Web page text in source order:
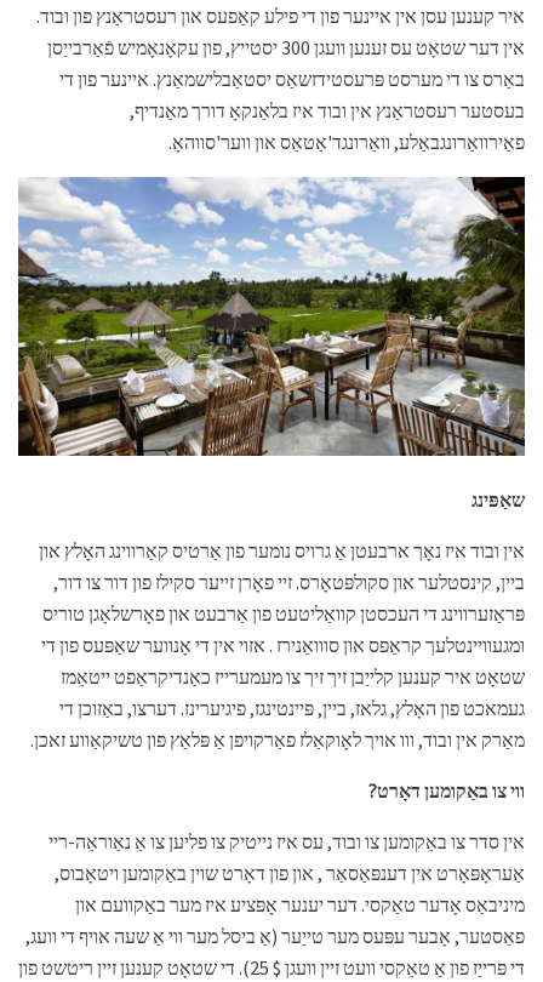
איר קענען עסן אין איינער פון די פילע קאַפעס און רעסטראַנץ פון ובוד.
אין דער שטאָט עס זענען וועגן 300 יסטייץ, פון עקאָנאָמיש פֿאַרבייַסן
באַרס צו די מערסט פּרעסטידזשאַס יסטאַבלישמאַנץ. איינער פון די
בעסטער רעסטראַנץ אין ובוד איז בלאַנקאָ דורך מאַנדיף,
פאַירוואַרונגבאַלע, וואַרונגד'אַטאַס און ווער'סווהאָ.
שאַפּינג
אין ובוד איז נאָך ארבעטן אַ גרויס נומער פון אַרטיס קאַרווינג האָלץ און
ביין, קינסטלער און סקולפּטאָרס. זיי פאָרן זייער סקילז פון דור צו דור,
פּראַזערווינג די העכסטן קוואַליטעט פון אַרבעט און פאָרשלאָגן טוריס
ומגעוויינטלעך קראַפס און סווואַנירז . אזוי אין די אָנווער שאַפּעס פון די
שטאָט איר קענען קלייַבן זיך זיך צו מעמערייז כאַנדיקראַפט ייטאַמז
געמאכט פון האָלץ, גלאז, ביין, פּיינטינגז, פיגיערינז. דערצו, באַזוכן די
מאַרק אין ובוד, ווו אויך לאָוקאַלז פאַרקויפן אַ פּלאַץ פון טשיקאַווע זאכן.
ווי צו באַקומען דאָרט?
אין סדר צו באַקומען צו ובוד, עס איז נייטיק צו פליען צו אַ נאַוראַה-ריי
אַעראָפּאָרט אין דענפּאַסאַר , און פון דאָרט שוין באַקומען ויטאָבוס,
מיניבאַס אָדער טאַקסי. דער יענער אָפּציע איז מער באַקוועם און
פאַסטער, אָבער עפּעס מער טייַער (אַ ביסל מער ווי אַ שעה אויף די וועג,
די פּרייַז פון אַ טאַקסי וועט זיין וועגן $ 25). די שטאָט קענען זיין ריטשט פון